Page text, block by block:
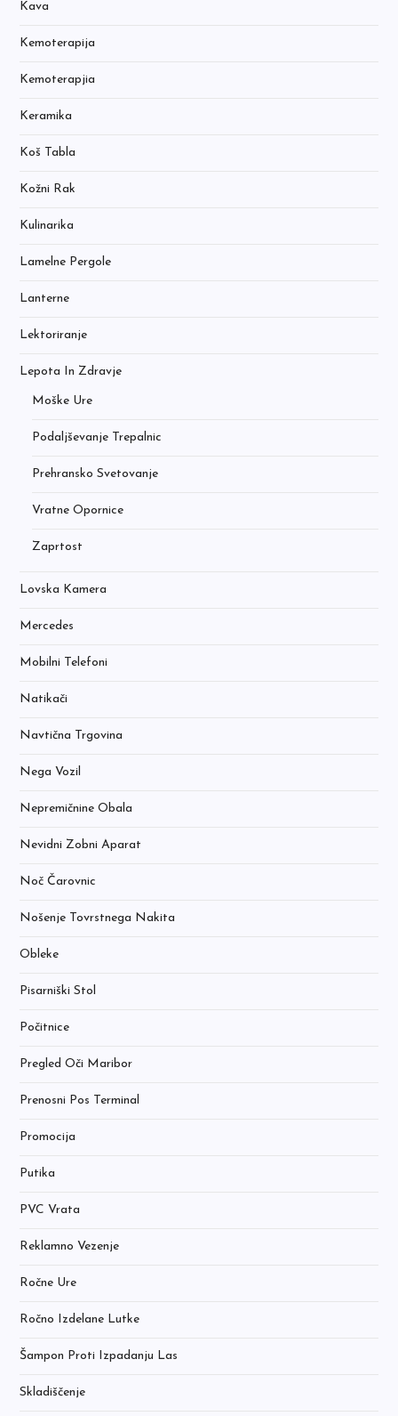
Kava
Kemoterapija
Kemoterapjia
Keramika
Koš Tabla
Kožni Rak
Kulinarika
Lamelne Pergole
Lanterne
Lektoriranje
Lepota In Zdravje
Moške Ure
Podaljševanje Trepalnic
Prehransko Svetovanje
Vratne Opornice
Zaprtost
Lovska Kamera
Mercedes
Mobilni Telefoni
Natikači
Navtična Trgovina
Nega Vozil
Nepremičnine Obala
Nevidni Zobni Aparat
Noč Čarovnic
Nošenje Tovrstnega Nakita
Obleke
Pisarniški Stol
Počitnice
Pregled Oči Maribor
Prenosni Pos Terminal
Promocija
Putika
PVC Vrata
Reklamno Vezenje
Ročne Ure
Ročno Izdelane Lutke
Šampon Proti Izpadanju Las
Skladiščenje